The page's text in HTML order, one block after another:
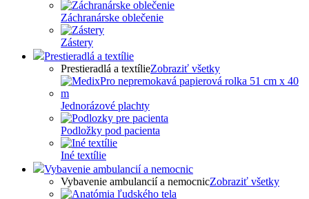
Záchranárske oblečenie
Zástery
Prestieradlá a textílie
Prestieradlá a textílieZobraziť všetky
Jednorázové plachty
Podložky pod pacienta
Iné textílie
Vybavenie ambulancií a nemocnic
Vybavenie ambulancií a nemocnicZobraziť všetky